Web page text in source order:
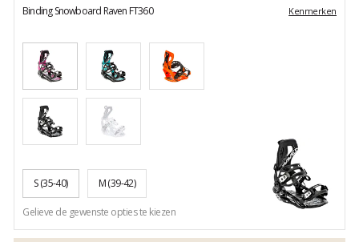
Binding Snowboard Raven FT360 Kenmerken
S(35-40) M(39-42)
Gelieve de gewenste opties te kiezen